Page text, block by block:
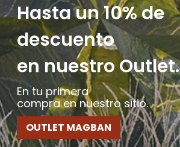
Hasta un 10% de
descuento
en nuestro Outlet.
En tu primera
compra en nuestro sitio.
OUTLET MAGBAN